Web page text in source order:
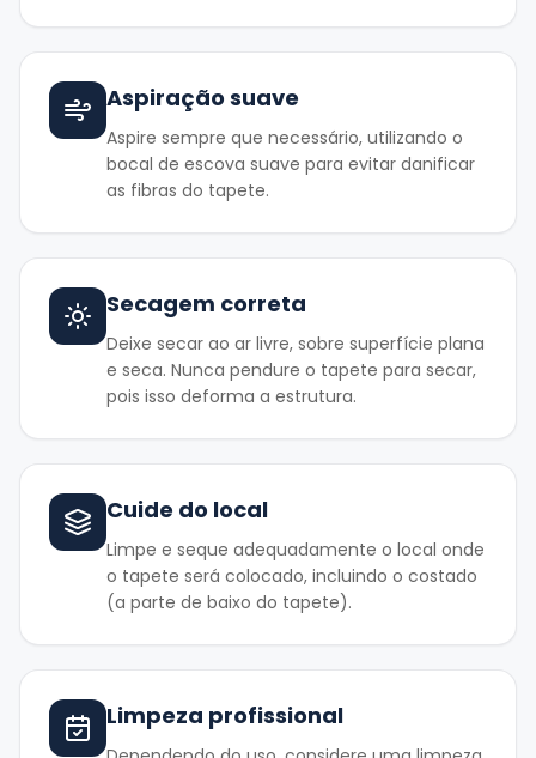
Aspiração suave
Aspire sempre que necessário, utilizando o
bocal de escova suave para evitar danificar
as fibras do tapete.
Secagem correta
Deixe secar ao ar livre, sobre superfície plana
e seca. Nunca pendure o tapete para secar,
pois isso deforma a estrutura.
Cuide do local
Limpe e seque adequadamente o local onde
o tapete será colocado, incluindo o costado
(a parte de baixo do tapete).
Limpeza profissional